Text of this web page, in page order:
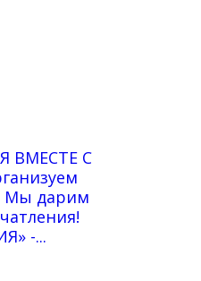
ВМЕСТЕ C
Мы дарим
-...